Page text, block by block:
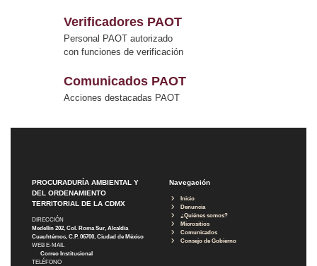
Verificadores PAOT
Personal PAOT autorizado
con funciones de verificación
Comunicados PAOT
Acciones destacadas PAOT
PROCURADURÍA AMBIENTAL Y
DEL ORDENAMIENTO
TERRITORIAL DE LA CDMX
DIRECCIÓN
Medellín 202, Col. Roma Sur, Alcaldía
Cuauhtémoc, C.P. 06700, Ciudad de México
WEB E-MAIL
Correo Institucional
TELÉFONO
Navegación
Inicio
Denuncia
¿Quiénes somos?
Micrositios
Comunicados
Consejo de Gobierno